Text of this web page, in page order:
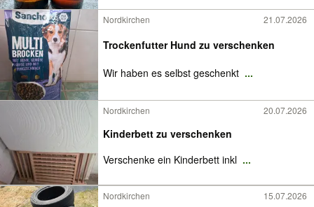
Nordkirchen 21.07.2026
Trockenfutter Hund zu verschenken
Wir haben es selbst geschenkt ...
Nordkirchen 20.07.2026
Kinderbett zu verschenken
Verschenke ein Kinderbett inkl ...
Nordkirchen 15.07.2026